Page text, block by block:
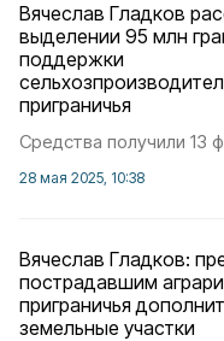
Вячеслав Гладков
выделении 95 млн
поддержки
приграничья
Средства получили 13
28 мая 2025, 10:38
Вячеслав Гладков:
пострадавшим
приграничья
земельные участки